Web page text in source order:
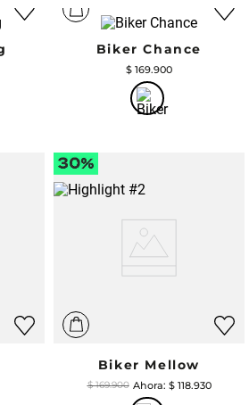
Biker Chance
$ 169.900
Biker Mellow
$ 169.900 $ 118.930